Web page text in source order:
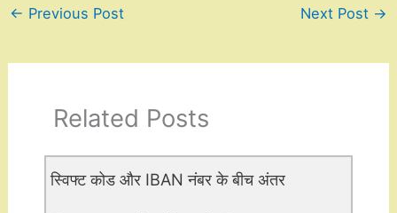
← Previous Post Next Post →
Related Posts
स्विफ्ट कोड और IBAN नंबर के बीच अंतर